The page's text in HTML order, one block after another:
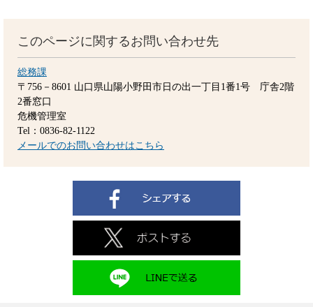
このページに関するお問い合わせ先
総務課
〒756－8601 山口県山陽小野田市日の出一丁目1番1号 庁舎2階
2番窓口
危機管理室
Tel：0836-82-1122
メールでのお問い合わせはこちら